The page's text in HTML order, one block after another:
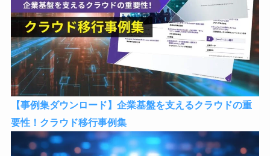
【事例集ダウンロード】企業基盤を支えるクラウドの重
要性！クラウド移行事例集